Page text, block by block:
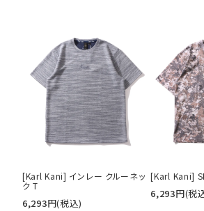
価格から探す
並び順
[Karl Kani] インレー クルーネッ
ク T
6,293円(税込)
[Karl Kani]
6,293円(税